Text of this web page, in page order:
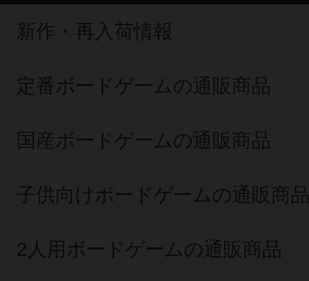
新作・再入荷情報
定番ボードゲームの通販商品
国産ボードゲームの通販商品
子供向けボードゲームの通販商品
2人用ボードゲームの通販商品